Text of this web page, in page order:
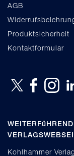
AGB
Produktsicherheit
Kontaktformular
Kohlhammer